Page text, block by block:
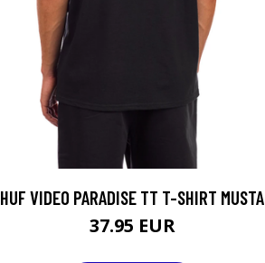
HUF VIDEO PARADISE TT T-SHIRT MUSTA
37.95 EUR